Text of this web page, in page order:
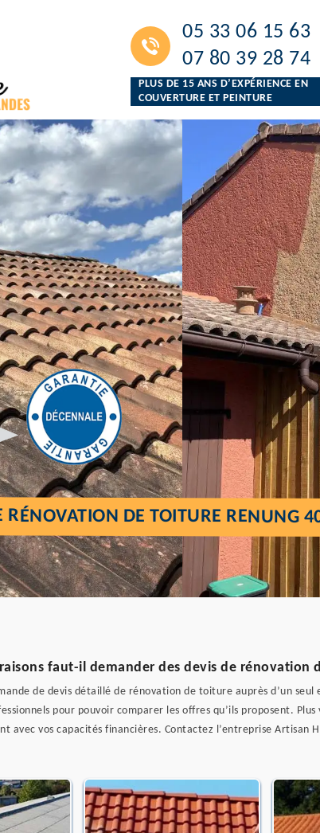
05 33 06 15 63
07 80 39 28 74
PLUS DE 15 ANS D’EXPÉRIENCE EN
COUVERTURE ET PEINTURE
RÉNOVATION DE TOITURE RENUNG
faut-il demander des devis de rénovation
de devis détaillé de rénovation de toiture auprès d’un
pour pouvoir comparer les offres qu’ils proposent.
avec vos capacités financières. Contactez l’entreprise